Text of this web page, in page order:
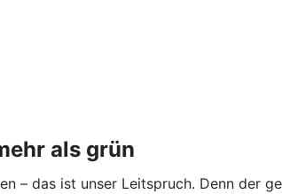
als grün
– das ist unser Leitspruch. Denn der